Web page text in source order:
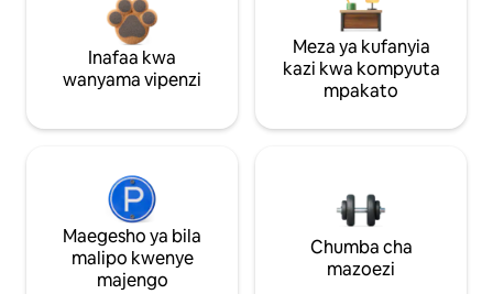
Inafaa kwa
wanyama vipenzi
Meza ya kufanyia
kazi kwa kompyuta
mpakato
Maegesho ya bila
malipo kwenye
majengo
Chumba cha
mazoezi